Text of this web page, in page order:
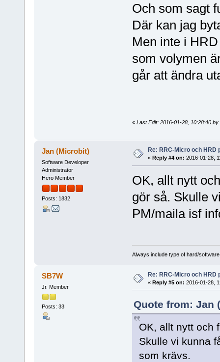
Och som sagt
Där kan jag
Men inte i
som volymen
går att ändra
« Last Edit: 2016-01-28, 10:28:40 by
Jan (Microbit)
Software Developer
Administrator
Hero Member
Posts: 1832
Re: RRC-Micro och HRD
« Reply #4 on: 2016-01-28,
OK, allt nytt
gör så. Skulle
PM/maila isf
Always include type of hard/
SB7W
Jr. Member
Posts: 33
Re: RRC-Micro och HRD
« Reply #5 on: 2016-01-28,
Quote from: Jan
OK, allt nytt och
Skulle vi kunna
som krävs.